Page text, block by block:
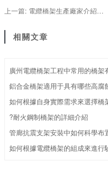
上一篇: 電纜橋架生產廠家介紹電纜常見的回答
相關文章
廣州電纜橋架工程中常用的橋架
?耐火鋼制橋架的詳細介紹
管廊抗震支架安裝中如何科學布
如何根據電纜橋架的組成來進行